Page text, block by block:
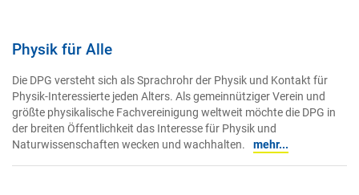
Physik für Alle
Die DPG versteht sich als Sprachrohr der Physik und Kontakt für
Physik-Interessierte jeden Alters. Als gemeinnütziger Verein und
größte physikalische Fachvereinigung weltweit möchte die DPG in
der breiten Öffentlichkeit das Interesse für Physik und
Naturwissenschaften wecken und wachhalten.
mehr...